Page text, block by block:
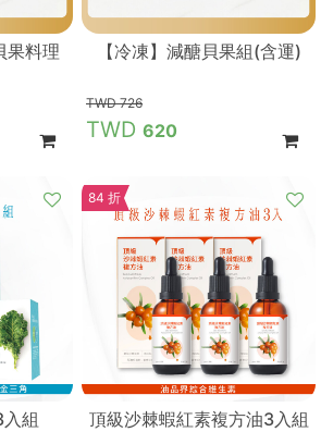
果料理
【冷凍】減醣貝果組(含運)
726
620
組
84 折
頂級沙棘蝦紅素複方油3入組